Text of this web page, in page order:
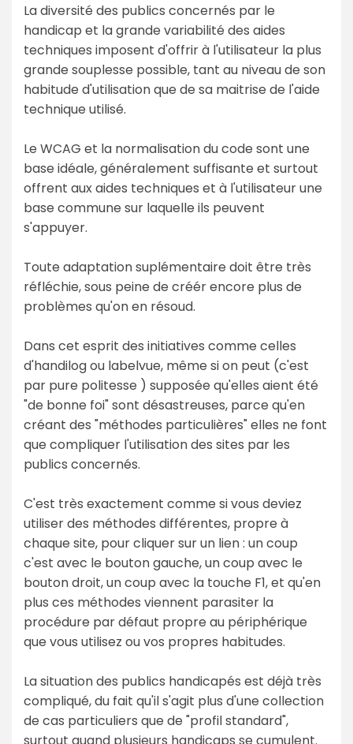
La diversité des publics concernés par le
handicap et la grande variabilité des aides
techniques imposent d'offrir à l'utilisateur la plus
grande souplesse possible, tant au niveau de son
habitude d'utilisation que de sa maitrise de l'aide
technique utilisé.
Le WCAG et la normalisation du code sont une
base idéale, généralement suffisante et surtout
offrent aux aides techniques et à l'utilisateur une
base commune sur laquelle ils peuvent
s'appuyer.
Toute adaptation suplémentaire doit être très
réfléchie, sous peine de créér encore plus de
problèmes qu'on en résoud.
Dans cet esprit des initiatives comme celles
d'handilog ou labelvue, même si on peut (c'est
par pure politesse ) supposée qu'elles aient été
"de bonne foi" sont désastreuses, parce qu'en
créant des "méthodes particulières" elles ne font
que compliquer l'utilisation des sites par les
publics concernés.
C'est très exactement comme si vous deviez
utiliser des méthodes différentes, propre à
chaque site, pour cliquer sur un lien : un coup
c'est avec le bouton gauche, un coup avec le
bouton droit, un coup avec la touche F1, et qu'en
plus ces méthodes viennent parasiter la
procédure par défaut propre au périphérique
que vous utilisez ou vos propres habitudes.
La situation des publics handicapés est déjà très
compliqué, du fait qu'il s'agit plus d'une collection
de cas particuliers que de "profil standard",
surtout quand plusieurs handicaps se cumulent.